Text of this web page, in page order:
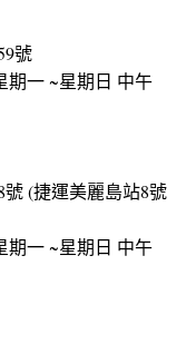
號
期一 ~星期日 中午
(捷運美麗島站8號
期一 ~星期日 中午